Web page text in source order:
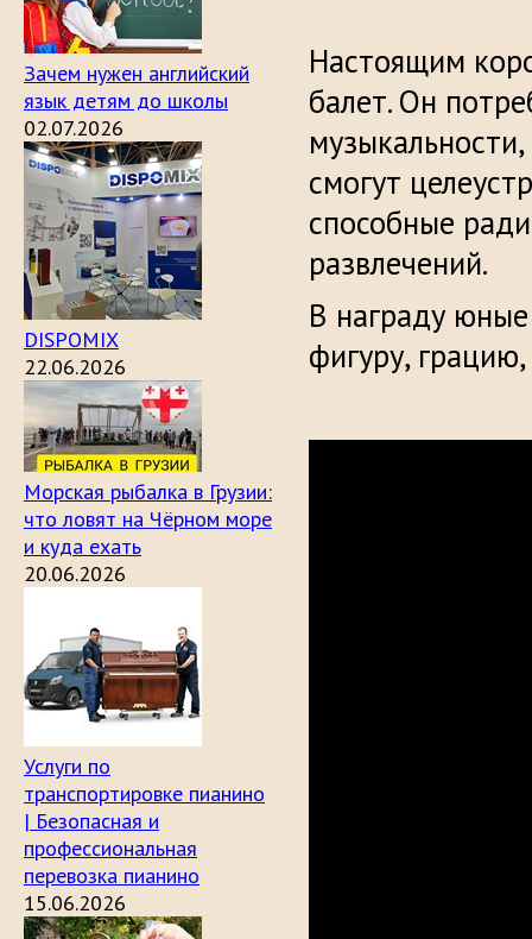
Зачем нужен английский
язык детям до школы
02.07.2026
DISPOMIX
22.06.2026
Морская рыбалка в Грузии:
что ловят на Чёрном море
и куда ехать
20.06.2026
Услуги по
транспортировке пианино
| Безопасная и
профессиональная
перевозка пианино
15.06.2026
Настоящим
балет. Он
смогут
способные
развлечений.
В награду
фигуру,